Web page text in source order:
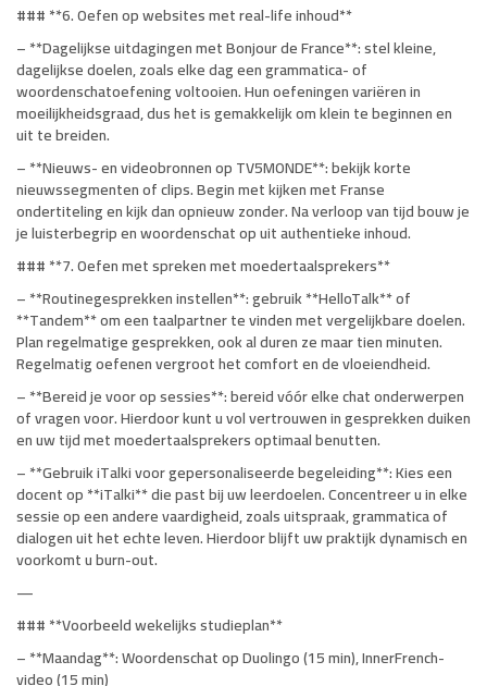
### **6. Oefen op websites met real-life inhoud**
– **Dagelijkse uitdagingen met Bonjour de France**: stel kleine,
dagelijkse doelen, zoals elke dag een grammatica- of
woordenschatoefening voltooien. Hun oefeningen variëren in
moeilijkheidsgraad, dus het is gemakkelijk om klein te beginnen en
uit te breiden.
– **Nieuws- en videobronnen op TV5MONDE**: bekijk korte
nieuwssegmenten of clips. Begin met kijken met Franse
ondertiteling en kijk dan opnieuw zonder. Na verloop van tijd bouw je
je luisterbegrip en woordenschat op uit authentieke inhoud.
### **7. Oefen met spreken met moedertaalsprekers**
– **Routinegesprekken instellen**: gebruik **HelloTalk** of
**Tandem** om een ​​taalpartner te vinden met vergelijkbare doelen.
Plan regelmatige gesprekken, ook al duren ze maar tien minuten.
Regelmatig oefenen vergroot het comfort en de vloeiendheid.
– **Bereid je voor op sessies**: bereid vóór elke chat onderwerpen
of vragen voor. Hierdoor kunt u vol vertrouwen in gesprekken duiken
en uw tijd met moedertaalsprekers optimaal benutten.
– **Gebruik iTalki voor gepersonaliseerde begeleiding**: Kies een
docent op **iTalki** die past bij uw leerdoelen. Concentreer u in elke
sessie op een andere vaardigheid, zoals uitspraak, grammatica of
dialogen uit het echte leven. Hierdoor blijft uw praktijk dynamisch en
voorkomt u burn-out.
—
### **Voorbeeld wekelijks studieplan**
– **Maandag**: Woordenschat op Duolingo (15 min), InnerFrench-
video (15 min)